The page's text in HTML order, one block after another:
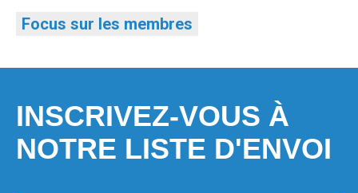
Focus sur les membres
INSCRIVEZ-VOUS À
NOTRE LISTE D'ENVOI